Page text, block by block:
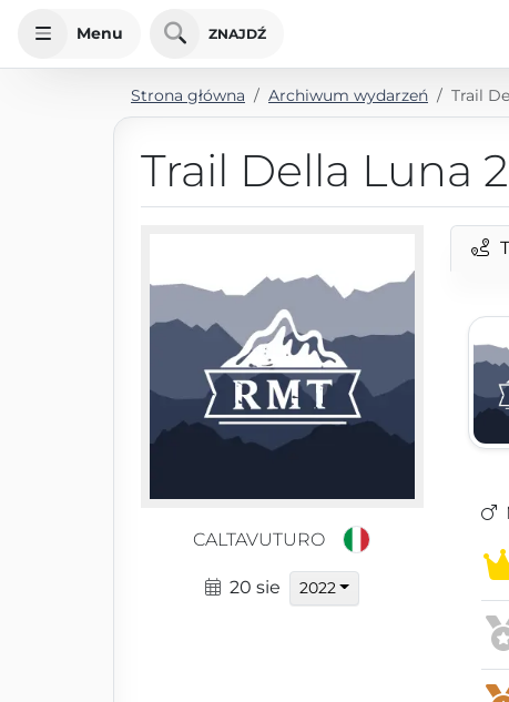
Menu ZNAJDŹ
Strona główna Archiwum wydarzeń Trail
Trail Della Luna
CALTAVUTURO
20 sie 2022